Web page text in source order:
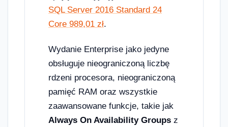
SQL Server 2016 Standard 24
Core 989,01 zł.
Wydanie Enterprise jako jedyne
obsługuje nieograniczoną liczbę
rdzeni procesora, nieograniczoną
pamięć RAM oraz wszystkie
zaawansowane funkcje, takie jak
Always On Availability Groups z